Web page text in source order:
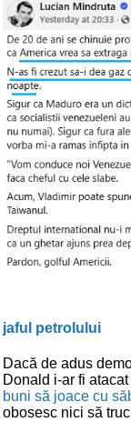
jaful petrolului
Dacă de adus
Donald i-ar fi
buni să joace cu
obosesc nici să